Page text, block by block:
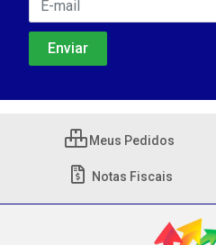
Meus Pedidos
Notas Fiscais